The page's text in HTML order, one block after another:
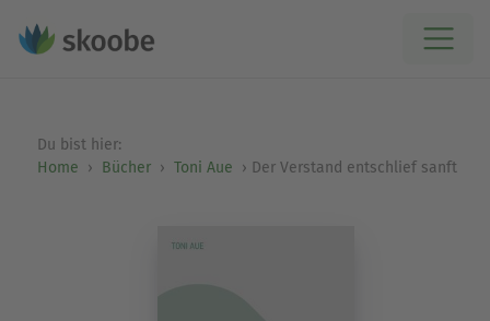
Du bist hier:
Home
Bücher Toni Aue Der Verstand entschlief sanft